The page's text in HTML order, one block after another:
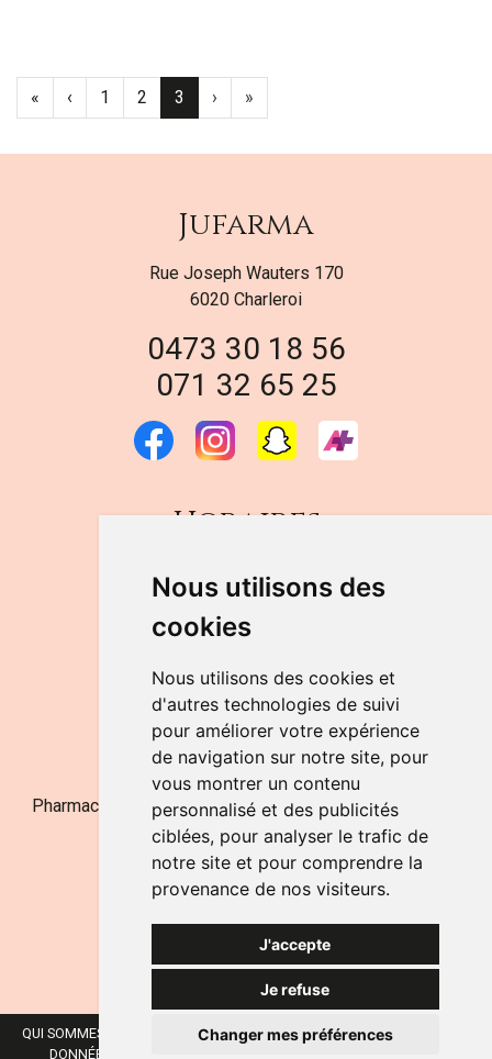
Nous utilisons des
cookies
Nous utilisons des cookies et
d'autres technologies de suivi
pour améliorer votre expérience
de navigation sur notre site, pour
vous montrer un contenu
personnalisé et des publicités
ciblées, pour analyser le trafic de
notre site et pour comprendre la
provenance de nos visiteurs.
J'accepte
Je refuse
Changer mes préférences
« ‹ 1 2 3 › »
Jufarma
Rue Joseph Wauters 170
6020 Charleroi
0473 30 18 56
071 32 65 25
Horaires
DU LUNDI AU VENDREDI
de 9h à 12h30 et de 14h à 18h
LE SAMEDI
de 9h à 12h30
NOUS CONTACTER
Pharmacie Jufarma - Fatima Abachra - APB 521704 - N°
Entreprise BE0882-700-592
QUI SOMMES-NOUS ? NOS MARQUES MENTIONS LÉGALES
DONNÉES PERSONNELLES